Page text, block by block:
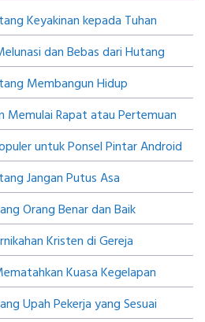
Keyakinan kepada Tuhan
dan Bebas dari Hutang
Membangun Hidup
Memulai Rapat atau Pertemuan
untuk Ponsel Pintar Android
Jangan Putus Asa
Orang Benar dan Baik
Kristen di Gereja
Kuasa Kegelapan
Upah Pekerja yang Sesuai